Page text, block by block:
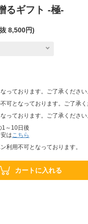
るギフト -極-
8,500円)
っております。ご了承ください
可となっております。ご了承く
っております。ご了承ください
1～10日後
はこちら
利用不可となっております。
カートに入れる